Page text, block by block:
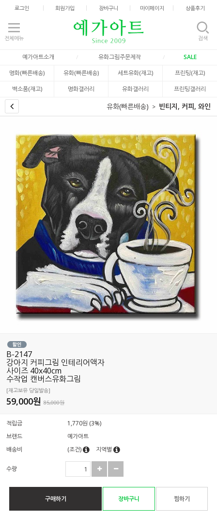
로그인 회원가입 장바구니 마이페이지 상품후기
전체메뉴 검색
예가아트소개 유화그림주문제작
SALE
명화(빠른배송)
유화(빠른배송) 세트유화(재고)
프린팅(재고)
벽소품(재고)
명화갤러리 유화갤러리 프린팅갤러리
유화(빠른배송) 빈티지, 커피, 와인
B-2147
강아지 커피그림 인테리어액자
사이즈 40x40cm
수작업 캔버스유화그림
[재고보유 당일발송]
59,000원85,000원
적립금
1,770원 (3%)
브랜드
예가아트
배송비
(조건) 지역별
수량
구매하기 장바구니 찜하기